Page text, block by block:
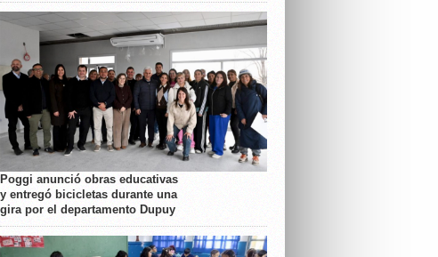
Poggi anunció obras educativas
y entregó bicicletas durante una
gira por el departamento Dupuy